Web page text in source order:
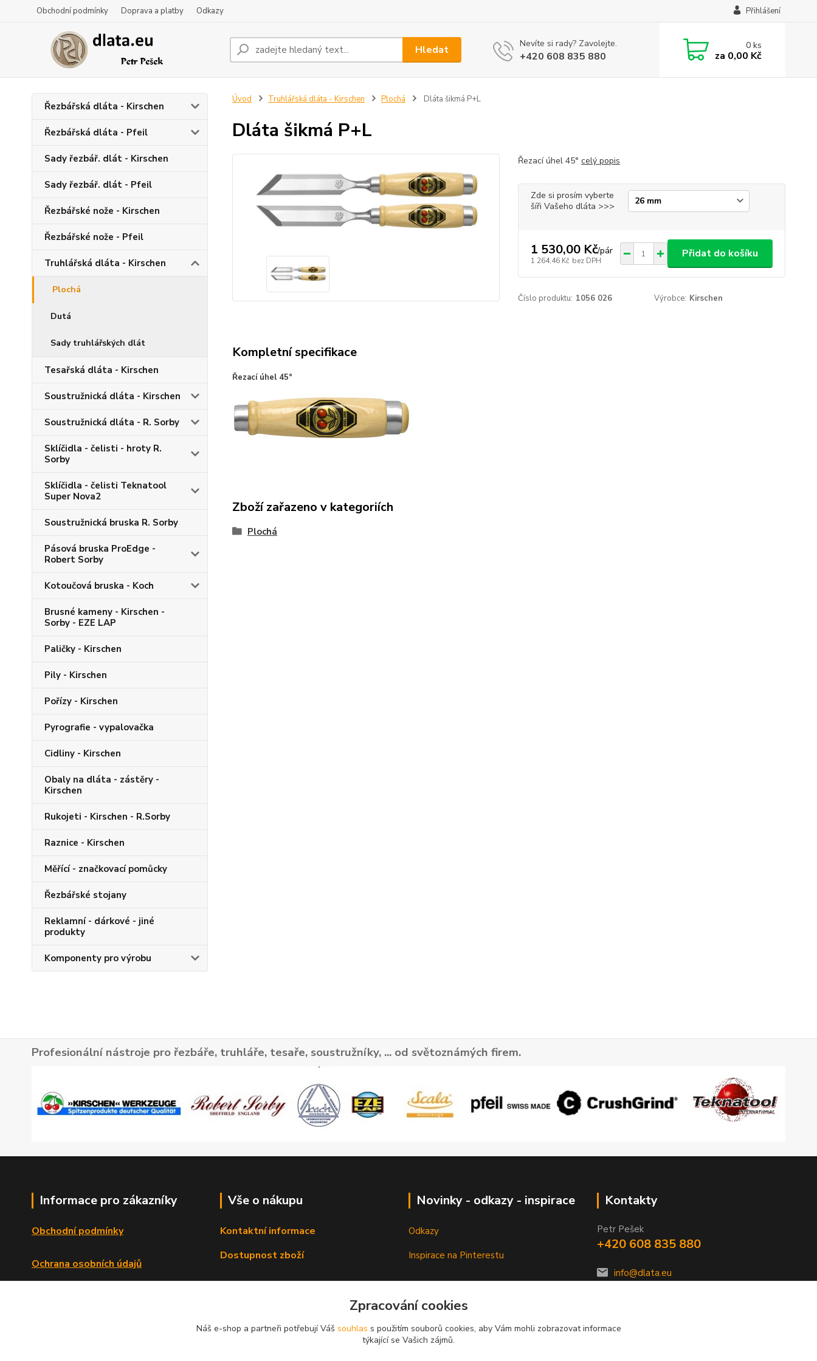
Obchodní podmínky Doprava a platby Odkazy Přihlášení
Hledat Nevíte si rady? Zavolejte.
+420 608 835 880
0ks
za 0,00 Kč
Řezbářská dláta - Kirschen
Řezbářská dláta - Pfeil
Sady řezbář. dlát - Kirschen
Sady řezbář. dlát - Pfeil
Řezbářské nože - Kirschen
Řezbářské nože - Pfeil
Truhlářská dláta - Kirschen
Plochá
Dutá
Sady truhlářských dlát
Tesařská dláta - Kirschen
Soustružnická dláta - Kirschen
Soustružnická dláta - R. Sorby
Sklíčidla - čelisti - hroty R.
Sorby
Sklíčidla - čelisti Teknatool
Super Nova2
Soustružnická bruska R. Sorby
Pásová bruska ProEdge -
Robert Sorby
Kotoučová bruska - Koch
Brusné kameny - Kirschen -
Sorby - EZE LAP
Paličky - Kirschen
Pily - Kirschen
Pořízy - Kirschen
Pyrografie - vypalovačka
Cidliny - Kirschen
Obaly na dláta - zástěry -
Kirschen
Rukojeti - Kirschen - R.Sorby
Raznice - Kirschen
Měřící - značkovací pomůcky
Řezbářské stojany
Reklamní - dárkové - jiné
produkty
Komponenty pro výrobu
Úvod Truhlářská dláta - Kirschen Plochá Dláta šikmá P+L
Dláta šikmá P+L
Řezací úhel 45° celý popis
Zde si prosím vyberte
šíři Vašeho dláta >>>
1 530,00 Kč/pár
1 264,46 Kč bez DPH
Přidat do košíku
Číslo produktu: 1056 026 Výrobce: Kirschen
Kompletní specifikace
Řezací úhel 45°
Zboží zařazeno v kategoriích
Plochá
Profesionální nástroje pro řezbáře, truhláře, tesaře, soustružníky, ... od světoznámých firem.
Informace pro zákazníky
Obchodní podmínky
Ochrana osobních údajů
Vše o nákupu
Kontaktní informace
Dostupnost zboží
Novinky - odkazy - inspirace
Odkazy
Inspirace na Pinterestu
Kontakty
Petr Pešek
+420 608 835 880
info@dlata.eu
Zpracování cookies
Náš e-shop a partneři potřebují Váš souhlas s použitím souborů cookies, aby Vám mohli zobrazovat informace
týkající se Vašich zájmů.